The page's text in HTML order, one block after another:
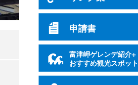
申請書
富津岬ゲレンデ紹介+
おすすめ観光スポット